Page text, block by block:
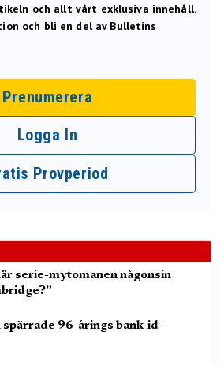
och allt vårt exklusiva innehåll.
och bli en del av Bulletins
Prenumerera
Logga In
Provperiod
serie-mytomanen någonsin
96-årings bank-id –